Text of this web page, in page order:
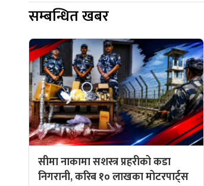
सम्बन्धित खबर
सीमा नाकामा सशस्त्र प्रहरीको कडा
निगरानी, करिब १० लाखका मोटरपार्ट्स